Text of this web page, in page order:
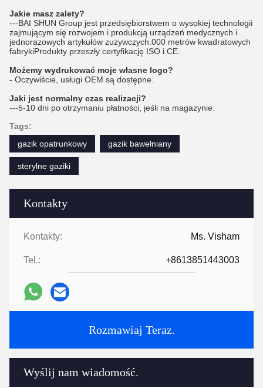
Kontakty
Kontakty: Ms. Visham
Tel.: +8613851443003
Rozmawiaj Teraz.
Wyślij nam wiadomość.
Jakie masz zalety?
---BAI SHUN Group jest przedsiębiorstwem o wysokiej technologii
zajmującym się rozwojem i produkcją urządzeń medycznych i
jednorazowych artykułów zużywczych.000 metrów kwadratowych
fabrykiProdukty przeszły certyfikację ISO i CE.
Możemy wydrukować moje własne logo?
- Oczywiście, usługi OEM są dostępne.
Jaki jest normalny czas realizacji?
---5-10 dni po otrzymaniu płatności, jeśli na magazynie.
Tags:
gazik opatrunkowy
gazik bawełniany
sterylne gaziki